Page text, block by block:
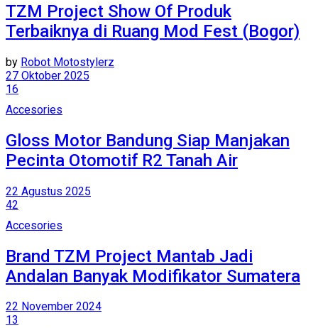
TZM Project Show Of Produk
Terbaiknya di Ruang Mod Fest (Bogor)
by Robot Motostylerz
27 Oktober 2025
16
Accesories
Gloss Motor Bandung Siap Manjakan
Pecinta Otomotif R2 Tanah Air
22 Agustus 2025
42
Accesories
Brand TZM Project Mantab Jadi
Andalan Banyak Modifikator Sumatera
22 November 2024
13